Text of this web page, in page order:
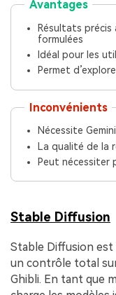
Avantages
Résultats précis
formulées
Idéal pour les
Permet
Inconvénients
Nécessite
La qualité de la
Peut nécessiter
Stable Diffusion
Stable Diffusion est
un contrôle total
Ghibli. En tant que